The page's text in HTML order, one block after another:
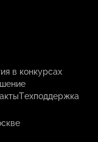
в конкурсах
Техподдержка